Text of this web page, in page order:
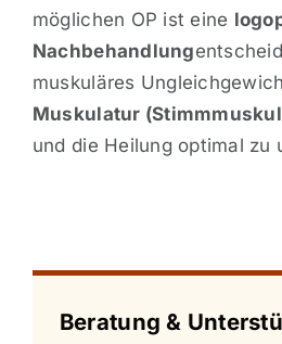
möglichen OP ist eine
Nachbehandlung
muskuläres
Muskulatur
und die Heilung optimal zu
Beratung &